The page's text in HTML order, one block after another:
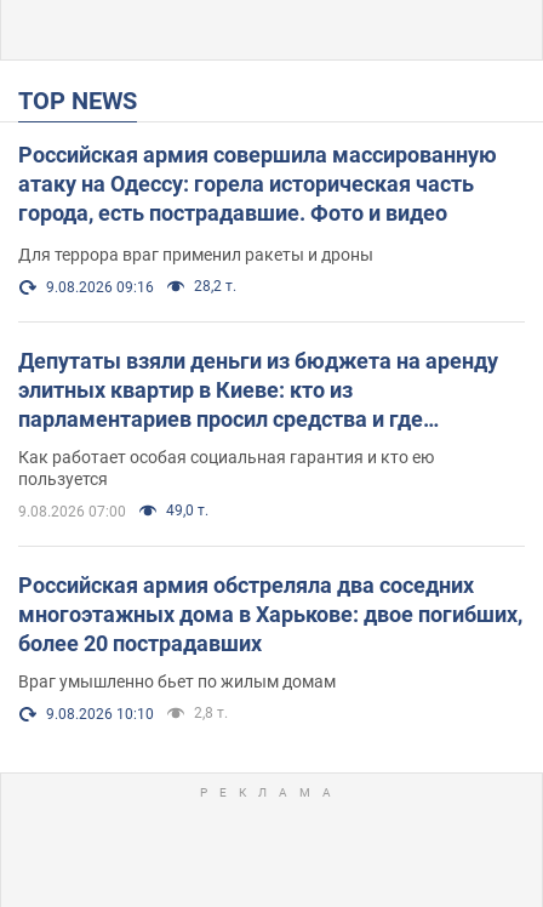
TOP NEWS
Российская армия совершила массированную
атаку на Одессу: горела историческая часть
города, есть пострадавшие. Фото и видео
Для террора враг применил ракеты и дроны
9.08.2026 09:16 28,2 т.
Депутаты взяли деньги из бюджета на аренду
элитных квартир в Киеве: кто из
парламентариев просил средства и где
поселился
Как работает особая социальная гарантия и кто ею
пользуется
9.08.2026 07:00 49,0 т.
Российская армия обстреляла два соседних
многоэтажных дома в Харькове: двое погибших,
более 20 пострадавших
Враг умышленно бьет по жилым домам
9.08.2026 10:10 2,8 т.